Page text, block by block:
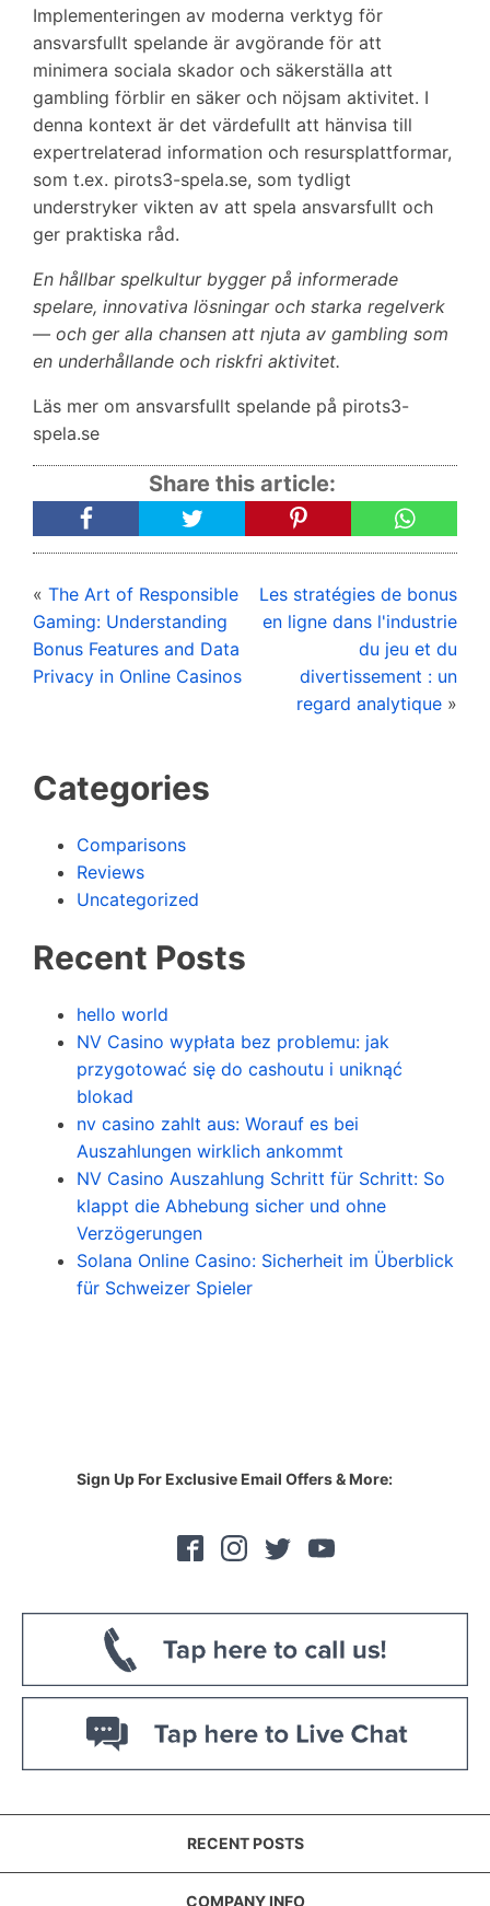
Implementeringen av moderna verktyg för
ansvarsfullt spelande är avgörande för att
minimera sociala skador och säkerställa att
gambling förblir en säker och nöjsam aktivitet. I
denna kontext är det värdefullt att hänvisa till
expertrelaterad information och resursplattformar,
som t.ex. pirots3-spela.se, som tydligt
understryker vikten av att spela ansvarsfullt och
ger praktiska råd.
En hållbar spelkultur bygger på informerade
spelare, innovativa lösningar och starka regelverk
— och ger alla chansen att njuta av gambling som
en underhållande och riskfri aktivitet.
Läs mer om ansvarsfullt spelande på pirots3-
spela.se
Share this article:
« The Art of Responsible
Gaming: Understanding
Bonus Features and Data
Privacy in Online Casinos
Les stratégies de bonus
en ligne dans l'industrie
du jeu et du
divertissement : un
regard analytique »
Categories
Comparisons
Reviews
Uncategorized
Recent Posts
hello world
NV Casino wypłata bez problemu: jak
przygotować się do cashoutu i uniknąć
blokad
nv casino zahlt aus: Worauf es bei
Auszahlungen wirklich ankommt
NV Casino Auszahlung Schritt für Schritt: So
klappt die Abhebung sicher und ohne
Verzögerungen
Solana Online Casino: Sicherheit im Überblick
für Schweizer Spieler
Sign Up For Exclusive Email Offers & More:
RECENT POSTS
COMPANY INFO